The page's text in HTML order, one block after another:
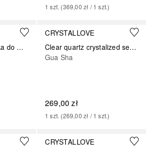
1 szt. (369,00 zł / 1 szt.)
CRYSTALLOVE Płytka do masażu twarzy gua sha z kwarcu różowego SELFLOVE
CRYSTALLOVE
Clear quartz crystalized set – serum do twarzy z kryształem górskim i płytka do masażu gua sha
Gua Sha
269,00 zł
1 szt. (269,00 zł / 1 szt.)
CRYSTALLOVE